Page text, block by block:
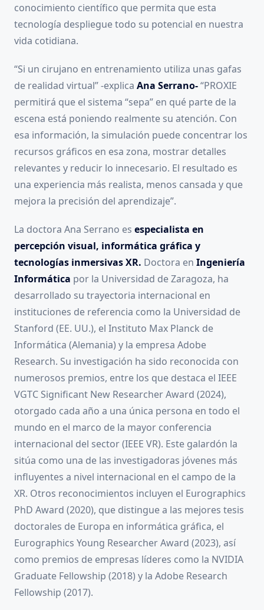
conocimiento científico que permita que esta
tecnología despliegue todo su potencial en nuestra
vida cotidiana.
“Si un cirujano en entrenamiento utiliza unas gafas
de realidad virtual” -explica Ana Serrano-“PROXIE
permitirá que el sistema “sepa” en qué parte de la
escena está poniendo realmente su atención. Con
esa información, la simulación puede concentrar los
recursos gráficos en esa zona, mostrar detalles
relevantes y reducir lo innecesario. El resultado es
una experiencia más realista, menos cansada y que
mejora la precisión del aprendizaje”.
La doctora Ana Serrano es especialista en
percepción visual, informática gráfica y
tecnologías inmersivas XR. Doctora en Ingeniería
Informática por la Universidad de Zaragoza, ha
desarrollado su trayectoria internacional en
instituciones de referencia como la Universidad de
Stanford (EE. UU.), el Instituto Max Planck de
Informática (Alemania) y la empresa Adobe
Research. Su investigación ha sido reconocida con
numerosos premios, entre los que destaca el IEEE
VGTC Significant New Researcher Award (2024),
otorgado cada año a una única persona en todo el
mundo en el marco de la mayor conferencia
internacional del sector (IEEE VR). Este galardón la
sitúa como una de las investigadoras jóvenes más
influyentes a nivel internacional en el campo de la
XR. Otros reconocimientos incluyen el Eurographics
PhD Award (2020), que distingue a las mejores tesis
doctorales de Europa en informática gráfica, el
Eurographics Young Researcher Award (2023), así
como premios de empresas líderes como la NVIDIA
Graduate Fellowship (2018) y la Adobe Research
Fellowship (2017).